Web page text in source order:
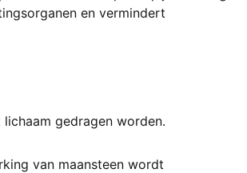
en vermindert
gedragen worden.
van maansteen wordt